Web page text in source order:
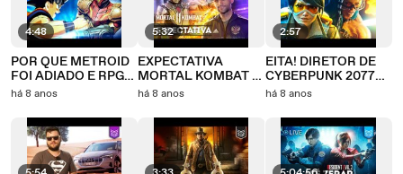
4:48
POR QUE METROID
FOI ADIADO E RPG
DE DBZ
há 8 anos
5:32
EXPECTATIVA
MORTAL KOMBAT 11
(ft DAVY JONES)
há 8 anos
2:57
EITA! DIRETOR DE
CYBERPUNK 2077
NA BLIZZARD
há 8 anos